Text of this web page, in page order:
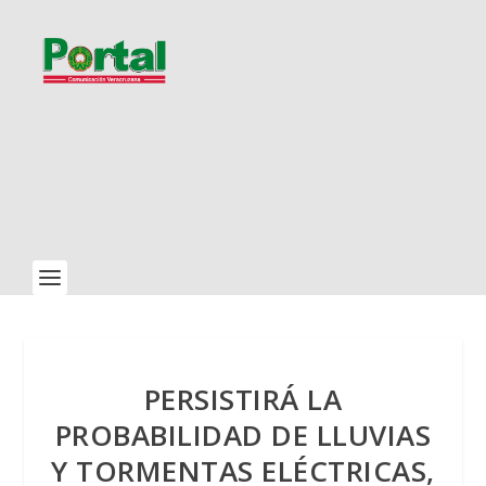
PERSISTIRÁ LA
PROBABILIDAD DE LLUVIAS
Y TORMENTAS ELÉCTRICAS,